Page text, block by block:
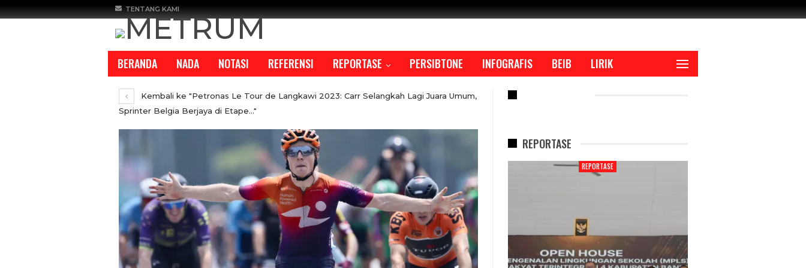
TENTANG KAMI
BERANDA NADA NOTASI REFERENSI REPORTASE PERSIBTONE INFOGRAFIS BEIB LIRIK
Kembali ke "Petronas Le Tour de Langkawi 2023: Carr Selangkah Lagi Juara Umum,
Sprinter Belgia Berjaya di Etape…"
REPORTASE
REPORTASE REPORTASE